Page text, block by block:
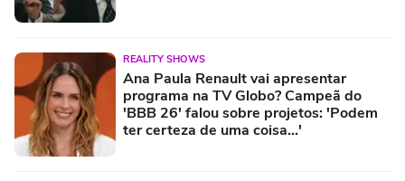
REALITY SHOWS
Ana Paula Renault vai apresentar
programa na TV Globo? Campeã do
'BBB 26' falou sobre projetos: 'Podem
ter certeza de uma coisa...'